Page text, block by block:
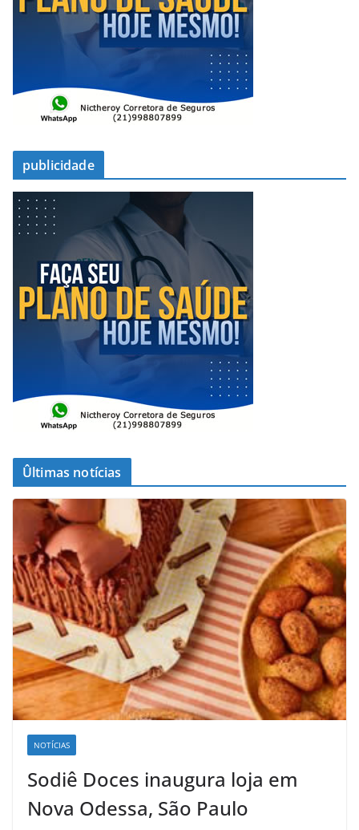
publicidade
Ûltimas notícias
NOTÍCIAS
Sodiê Doces inaugura loja em
Nova Odessa, São Paulo